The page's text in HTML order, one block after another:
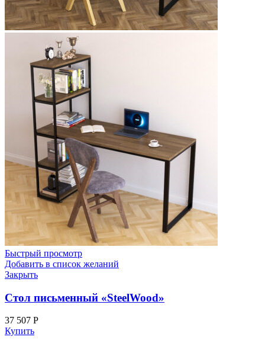
Быстрый просмотр
Добавить в список желаний
Закрыть
Стол письменный «SteelWood»
37 507 Р
Купить